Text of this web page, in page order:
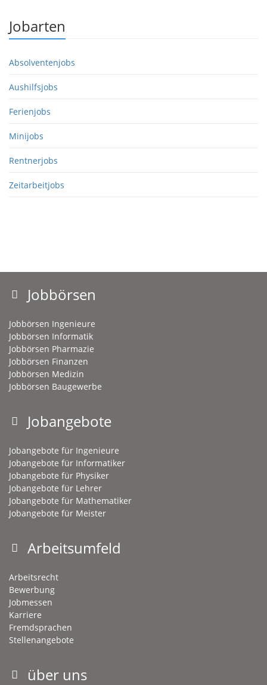
Jobarten
Absolventenjobs
Aushilfsjobs
Ferienjobs
Minijobs
Rentnerjobs
Zeitarbeitjobs
Jobbörsen
Jobbörsen Ingenieure
Jobbörsen Informatik
Jobbörsen Pharmazie
Jobbörsen Finanzen
Jobbörsen Medizin
Jobbörsen Baugewerbe
Jobangebote
Jobangebote für Ingenieure
Jobangebote für Informatiker
Jobangebote für Physiker
Jobangebote für Lehrer
Jobangebote für Mathematiker
Jobangebote für Meister
Arbeitsumfeld
Arbeitsrecht
Bewerbung
Jobmessen
Karriere
Fremdsprachen
Stellenangebote
über uns